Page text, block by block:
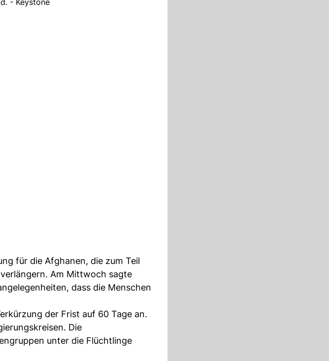
- Keystone
für die Afghanen, die zum Teil
Am Mittwoch sagte
dass die Menschen
der Frist auf 60 Tage an.
Die
unter die Flüchtlinge